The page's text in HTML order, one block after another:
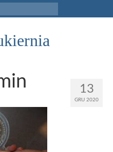
13
GRU 2020